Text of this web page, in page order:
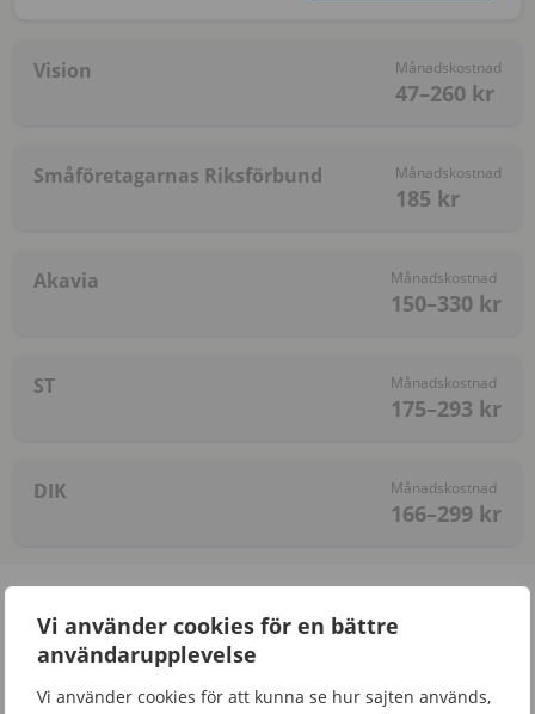
Vi använder cookies för en bättre
användarupplevelse
Vi använder cookies för att kunna se hur sajten används,
Vision Månadskostnad
47–260 kr
Småföretagarnas Riksförbund Månadskostnad
185 kr
Akavia Månadskostnad
150–330 kr
ST Månadskostnad
175–293 kr
DIK Månadskostnad
166–299 kr
7 fackförbund att välja på som
webbdesigner
Somwebbdesignerkan att bli medlem i något av